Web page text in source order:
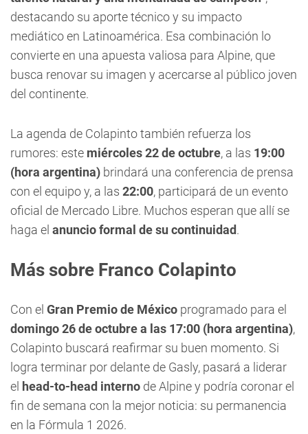
destacando su aporte técnico y su impacto
mediático en Latinoamérica. Esa combinación lo
convierte en una apuesta valiosa para Alpine, que
busca renovar su imagen y acercarse al público joven
del continente.
La agenda de Colapinto también refuerza los
rumores: este miércoles 22 de octubre, a las 19:00
(hora argentina) brindará una conferencia de prensa
con el equipo y, a las 22:00, participará de un evento
oficial de Mercado Libre. Muchos esperan que allí se
haga el anuncio formal de su continuidad.
Más sobre Franco Colapinto
Con el Gran Premio de México programado para el
domingo 26 de octubre a las 17:00 (hora argentina),
Colapinto buscará reafirmar su buen momento. Si
logra terminar por delante de Gasly, pasará a liderar
el head-to-head interno de Alpine y podría coronar el
fin de semana con la mejor noticia: su permanencia
en la Fórmula 1 2026.